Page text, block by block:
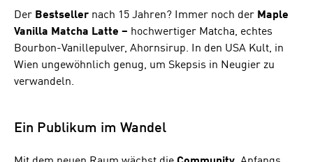
Der Bestseller nach 15 Jahren? Immer noch der Maple
Vanilla Matcha Latte – hochwertiger Matcha, echtes
Bourbon-Vanillepulver, Ahornsirup. In den USA Kult, in
Wien ungewöhnlich genug, um Skepsis in Neugier zu
verwandeln.
Ein Publikum im Wandel